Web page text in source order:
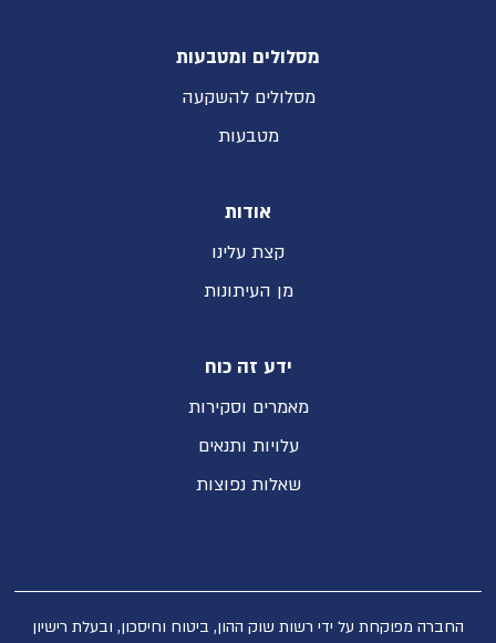
מסלולים ומטבעות
מסלולים להשקעה
מטבעות
אודות
קצת עלינו
מן העיתונות
ידע זה כוח
מאמרים וסקירות
עלויות ותנאים
שאלות נפוצות
החברה מפוקחת על ידי רשות שוק ההון, ביטוח וחיסכון, ובעלת רישיון